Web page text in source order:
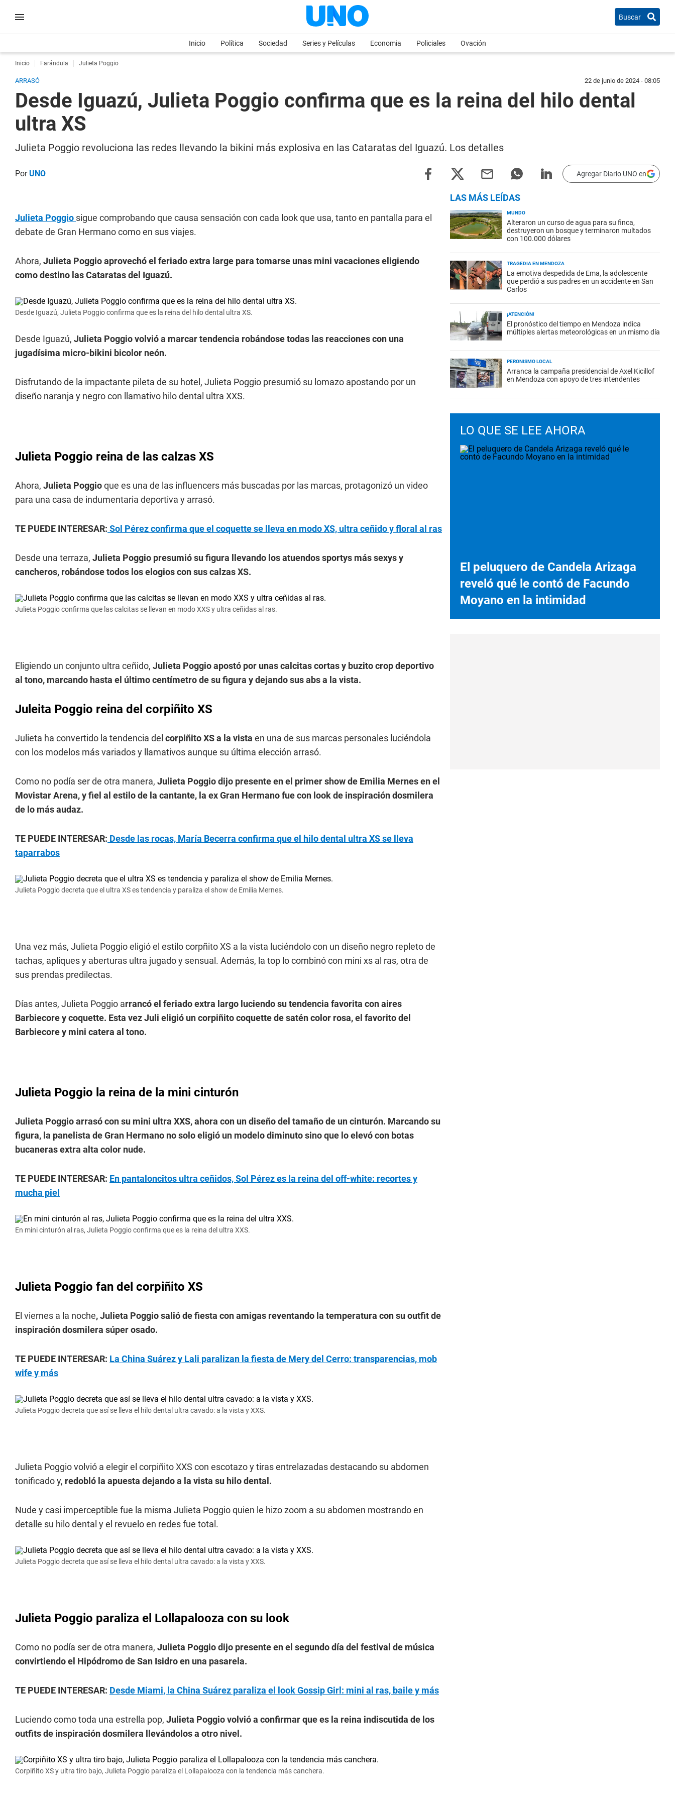
Buscar
Inicio Política Sociedad Series y Películas Economia Policiales Ovación
Inicio Farándula Julieta Poggio
ARRASÓ 22 de junio de 2024 - 08:05
Desde Iguazú, Julieta Poggio confirma que es la reina del hilo dental
ultra XS
Julieta Poggio revoluciona las redes llevando la bikini más explosiva en las Cataratas del Iguazú. Los detalles
PorUNO Agregar Diario UNO en
Julieta Poggio sigue comprobando que causa sensación con cada look que usa, tanto en pantalla para el
debate de Gran Hermano como en sus viajes.
Ahora, Julieta Poggio aprovechó el feriado extra large para tomarse unas mini vacaciones eligiendo
como destino las Cataratas del Iguazú.
Desde Iguazú, Julieta Poggio confirma que es la reina del hilo dental ultra XS.
Desde Iguazú, Julieta Poggio volvió a marcar tendencia robándose todas las reacciones con una
jugadísima micro-bikini bicolor neón.
Disfrutando de la impactante pileta de su hotel, Julieta Poggio presumió su lomazo apostando por un
diseño naranja y negro con llamativo hilo dental ultra XXS.
Julieta Poggio reina de las calzas XS
Ahora, Julieta Poggioque es una de las influencers más buscadas por las marcas, protagonizó un video
para una casa de indumentaria deportiva y arrasó.
TE PUEDE INTERESAR: Sol Pérez confirma que el coquette se lleva en modo XS, ultra ceñido y floral al ras
Desde una terraza, Julieta Poggio presumió su figura llevando los atuendos sportys más sexys y
cancheros, robándose todos los elogios con sus calzas XS.
Julieta Poggio confirma que las calcitas se llevan en modo XXS y ultra ceñidas al ras.
Eligiendo un conjunto ultra ceñido, Julieta Poggio apostó por unas calcitas cortas y buzito crop deportivo
al tono, marcando hasta el último centímetro de su figura y dejando sus abs a la vista.
Juleita Poggio reina del corpiñito XS
Julieta ha convertido la tendencia del corpiñito XS a la vista en una de sus marcas personales luciéndola
con los modelos más variados y llamativos aunque su última elección arrasó.
Como no podía ser de otra manera, Julieta Poggio dijo presente en el primer show de Emilia Mernes en el
Movistar Arena, y fiel al estilo de la cantante, la ex Gran Hermano fue con look de inspiración dosmilera
de lo más audaz.
TE PUEDE INTERESAR: Desde las rocas, María Becerra confirma que el hilo dental ultra XS se lleva
taparrabos
Julieta Poggio decreta que el ultra XS es tendencia y paraliza el show de Emilia Mernes.
Una vez más, Julieta Poggio eligió el estilo corpñito XS a la vista luciéndolo con un diseño negro repleto de
tachas, apliques y aberturas ultra jugado y sensual. Además, la top lo combinó con mini xs al ras, otra de
sus prendas predilectas.
Días antes, Julieta Poggio arrancó el feriado extra largo luciendo su tendencia favorita con aires
Barbiecore y coquette. Esta vezJuli eligió un corpiñito coquette de satén color rosa, el favorito del
Barbiecore y mini catera al tono.
Julieta Poggio la reina de la mini cinturón
Julieta Poggio arrasó con su mini ultra XXS, ahora con un diseño del tamaño de un cinturón. Marcando su
figura, la panelista de Gran Hermano no solo eligió un modelo diminuto sino que lo elevó con botas
bucaneras extra alta color nude.
TE PUEDE INTERESAR: En pantaloncitos ultra ceñidos, Sol Pérez es la reina del off-white: recortes y
mucha piel
En mini cinturón al ras, Julieta Poggio confirma que es la reina del ultra XXS.
Julieta Poggio fan del corpiñito XS
El viernes a la noche, Julieta Poggio salió de fiesta con amigas reventando la temperatura con su outfit de
inspiración dosmilera súper osado.
TE PUEDE INTERESAR: La China Suárez y Lali paralizan la fiesta de Mery del Cerro: transparencias, mob
wife y más
Julieta Poggio decreta que así se lleva el hilo dental ultra cavado: a la vista y XXS.
Julieta Poggio volvió a elegir el corpiñito XXS con escotazo y tiras entrelazadas destacando su abdomen
tonificado y, redobló la apuesta dejando a la vista su hilo dental.
Nude y casi imperceptible fue la misma Julieta Poggio quien le hizo zoom a su abdomen mostrando en
detalle su hilo dental y el revuelo en redes fue total.
Julieta Poggio decreta que así se lleva el hilo dental ultra cavado: a la vista y XXS.
Julieta Poggio paraliza el Lollapalooza con su look
Como no podía ser de otra manera, Julieta Poggio dijo presente en el segundo día del festival de música
convirtiendo el Hipódromo de San Isidro en una pasarela.
TE PUEDE INTERESAR: Desde Miami, la China Suárez paraliza el look Gossip Girl: mini al ras, baile y más
Luciendo como toda una estrella pop, Julieta Poggio volvió a confirmar que es la reina indiscutida de los
outfits de inspiración dosmilera llevándolos a otro nivel.
Corpiñito XS y ultra tiro bajo, Julieta Poggio paraliza el Lollapalooza con la tendencia más canchera.
LAS MÁS LEÍDAS
MUNDO
Alteraron un curso de agua para su finca,
destruyeron un bosque y terminaron multados
con 100.000 dólares
TRAGEDIA EN MENDOZA
La emotiva despedida de Ema, la adolescente
que perdió a sus padres en un accidente en San
Carlos
¡ATENCIÓN!
El pronóstico del tiempo en Mendoza indica
múltiples alertas meteorológicas en un mismo día
PERONISMO LOCAL
Arranca la campaña presidencial de Axel Kicillof
en Mendoza con apoyo de tres intendentes
LO QUE SE LEE AHORA
El peluquero de Candela Arizaga
reveló qué le contó de Facundo
Moyano en la intimidad